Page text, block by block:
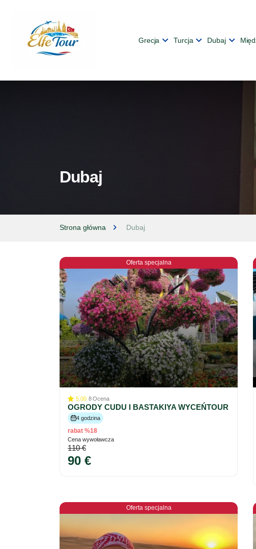
Grecja Turcja Dubaj
Dubaj
Strona główna Dubaj
Oferta specjalna
5.00 8Ocena
OGRODY CUDU I BASTAKIYA WYCEŃTOUR
4 godzina
rabat %18
Cena wywoławcza
110 €
90 €
Oferta specjalna